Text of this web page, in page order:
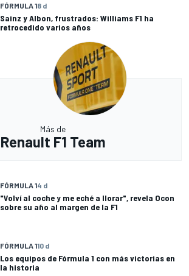
FÓRMULA 18 d
Sainz y Albon, frustrados: Williams F1 ha
retrocedido varios años
Más de
Renault F1 Team
FÓRMULA 14 d
"Volví al coche y me eché a llorar", revela Ocon
sobre su año al margen de la F1
FÓRMULA 110 d
Los equipos de Fórmula 1 con más victorias en
la historia